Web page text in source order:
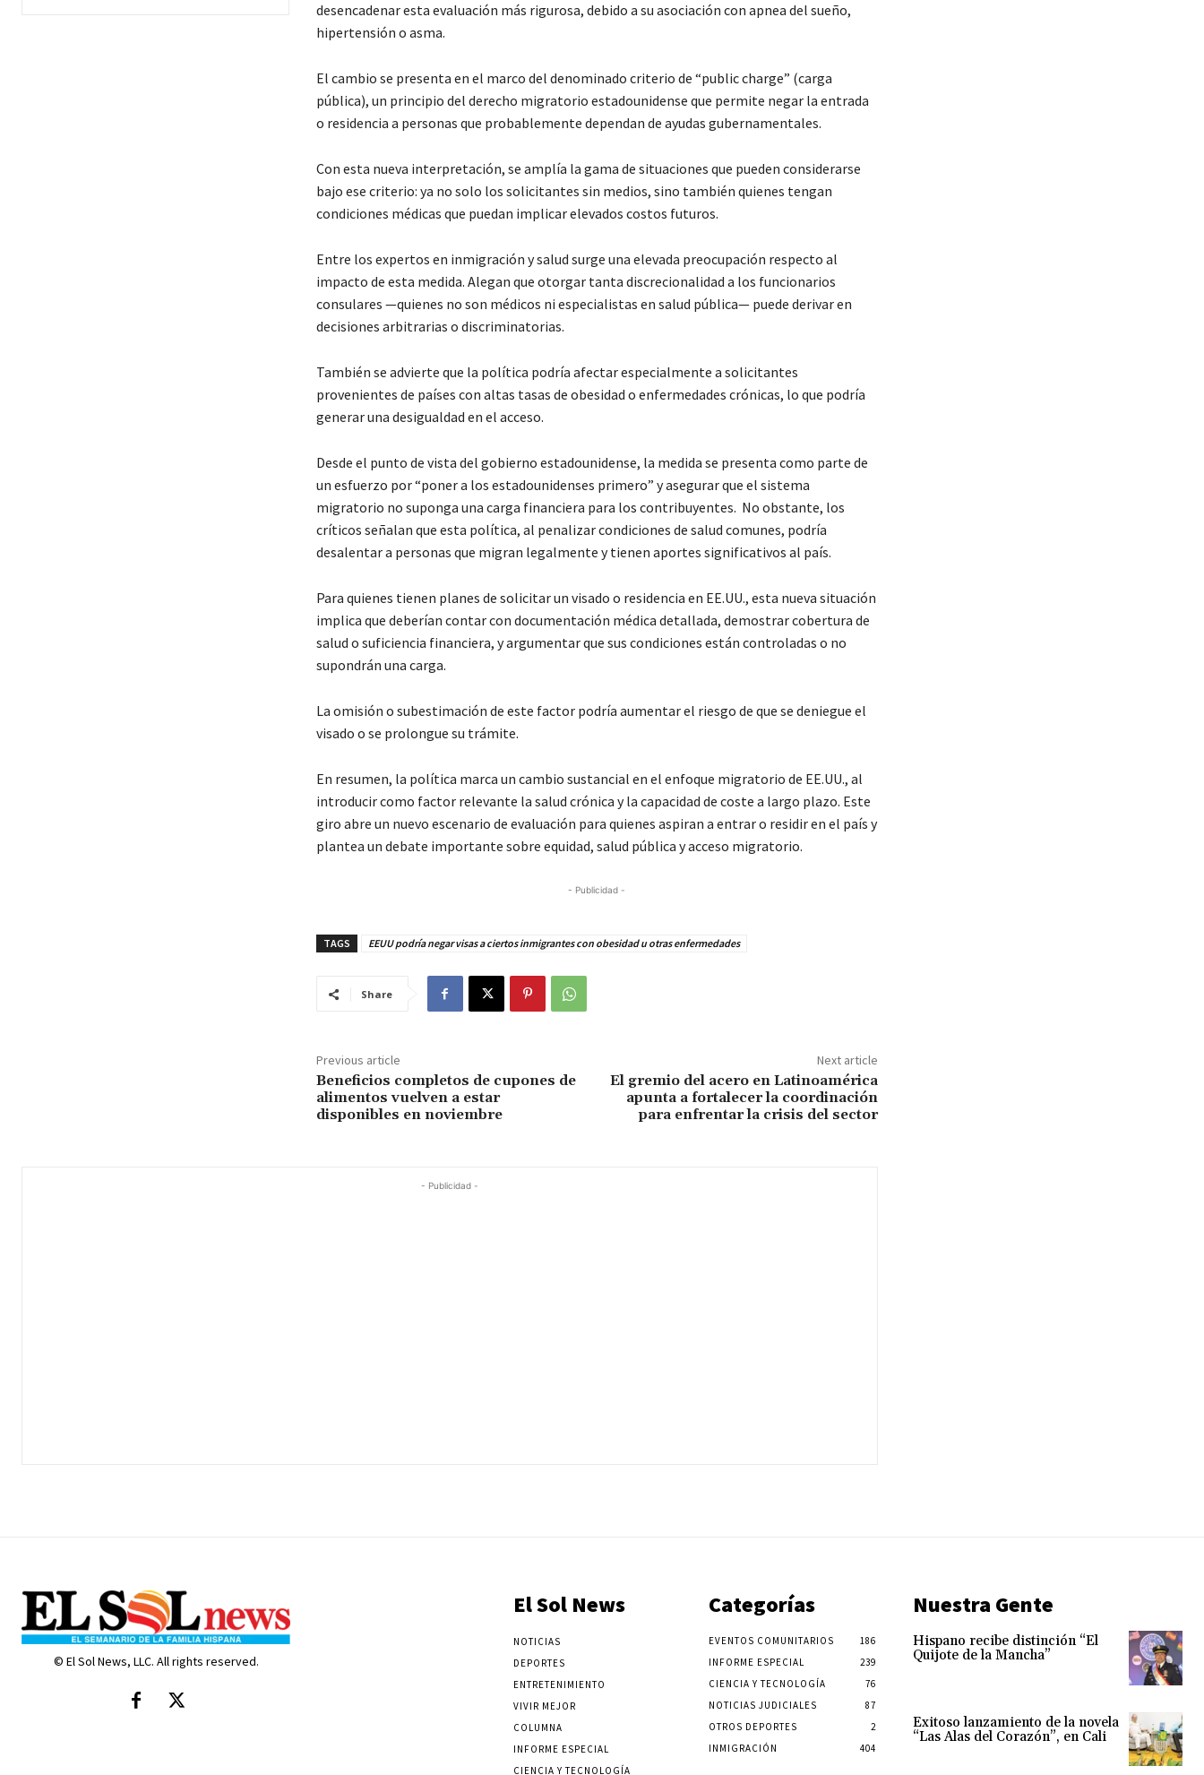
desencadenar esta evaluación más rigurosa, debido a su asociación con apnea del sueño,
hipertensión o asma.
El cambio se presenta en el marco del denominado criterio de “public charge” (carga
pública), un principio del derecho migratorio estadounidense que permite negar la entrada
o residencia a personas que probablemente dependan de ayudas gubernamentales.
Con esta nueva interpretación, se amplía la gama de situaciones que pueden considerarse
bajo ese criterio: ya no solo los solicitantes sin medios, sino también quienes tengan
condiciones médicas que puedan implicar elevados costos futuros.
Entre los expertos en inmigración y salud surge una elevada preocupación respecto al
impacto de esta medida. Alegan que otorgar tanta discrecionalidad a los funcionarios
consulares —quienes no son médicos ni especialistas en salud pública— puede derivar en
decisiones arbitrarias o discriminatorias.
También se advierte que la política podría afectar especialmente a solicitantes
provenientes de países con altas tasas de obesidad o enfermedades crónicas, lo que podría
generar una desigualdad en el acceso.
Desde el punto de vista del gobierno estadounidense, la medida se presenta como parte de
un esfuerzo por “poner a los estadounidenses primero” y asegurar que el sistema
migratorio no suponga una carga financiera para los contribuyentes. No obstante, los
críticos señalan que esta política, al penalizar condiciones de salud comunes, podría
desalentar a personas que migran legalmente y tienen aportes significativos al país.
Para quienes tienen planes de solicitar un visado o residencia en EE.UU., esta nueva situación
implica que deberían contar con documentación médica detallada, demostrar cobertura de
salud o suficiencia financiera, y argumentar que sus condiciones están controladas o no
supondrán una carga.
La omisión o subestimación de este factor podría aumentar el riesgo de que se deniegue el
visado o se prolongue su trámite.
En resumen, la política marca un cambio sustancial en el enfoque migratorio de EE.UU., al
introducir como factor relevante la salud crónica y la capacidad de coste a largo plazo. Este
giro abre un nuevo escenario de evaluación para quienes aspiran a entrar o residir en el país y
plantea un debate importante sobre equidad, salud pública y acceso migratorio.
- Publicidad -
TAGS EEUU podría negar visas a ciertos inmigrantes con obesidad u otras enfermedades
Share
Previous article
Beneficios completos de cupones de
alimentos vuelven a estar
disponibles en noviembre
Next article
El gremio del acero en Latinoamérica
apunta a fortalecer la coordinación
para enfrentar la crisis del sector
- Publicidad -
© El Sol News, LLC. All rights reserved.
El Sol News
NOTICIAS
DEPORTES
ENTRETENIMIENTO
VIVIR MEJOR
COLUMNA
INFORME ESPECIAL
CIENCIA Y TECNOLOGÍA
Categorías
EVENTOS COMUNITARIOS
186
INFORME ESPECIAL
239
CIENCIA Y TECNOLOGÍA
76
NOTICIAS JUDICIALES
87
OTROS DEPORTES
2
INMIGRACIÓN
404
Nuestra Gente
Hispano recibe distinción “El
Quijote de la Mancha”
Exitoso lanzamiento de la novela
“Las Alas del Corazón”, en Cali